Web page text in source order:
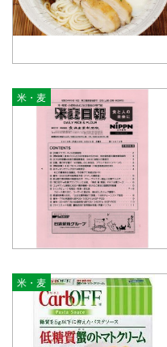
米・麦
米・麦